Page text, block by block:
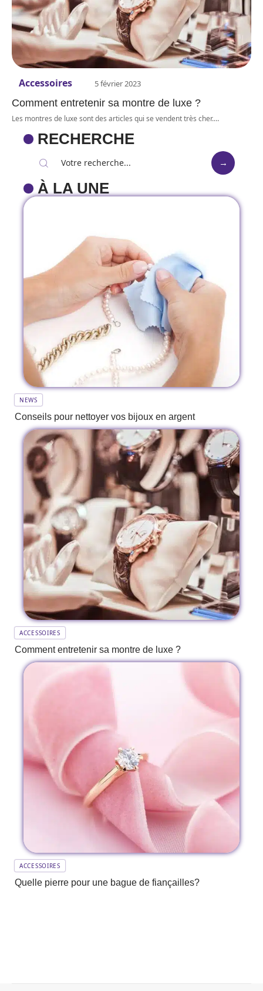
Accessoires 5 février 2023
Comment entretenir sa montre de luxe ?
Les montres de luxe sont des articles qui se vendent très cher.…
RECHERCHE
À LA UNE
NEWS
Conseils pour nettoyer vos bijoux en argent
ACCESSOIRES
Comment entretenir sa montre de luxe ?
ACCESSOIRES
Quelle pierre pour une bague de fiançailles?